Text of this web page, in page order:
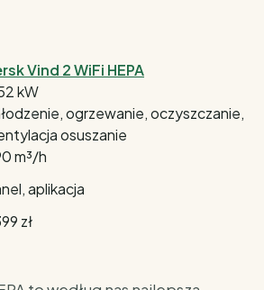
Vind 2 WiFi HEPA
kW
ogrzewanie, oczyszczanie,
osuszanie
m³/h
aplikacja
zł